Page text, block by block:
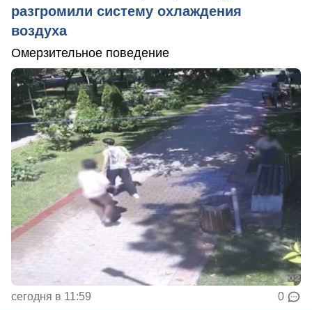
разгромили систему охлаждения
воздуха
Омерзительное поведение
сегодня в 11:59 0